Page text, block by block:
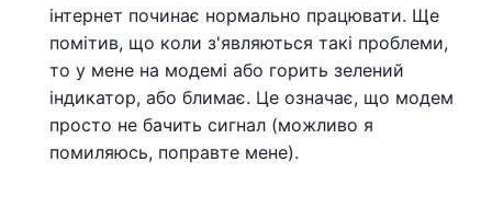
інтернет починає нормально працювати. Ще
помітив, що коли з'являються такі проблеми,
то у мене на модемі або горить зелений
індикатор, або блимає. Це означає, що модем
просто не бачить сигнал (можливо я
помиляюсь, поправте мене).